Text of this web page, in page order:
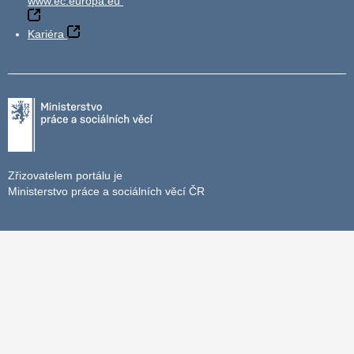
Kariéra
Zřizovatelem portálu je
Ministerstvo práce a sociálních věcí ČR